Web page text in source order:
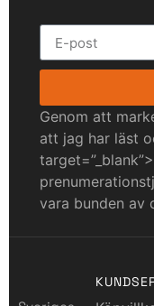
Genom att
att jag har läst
vara bunden av